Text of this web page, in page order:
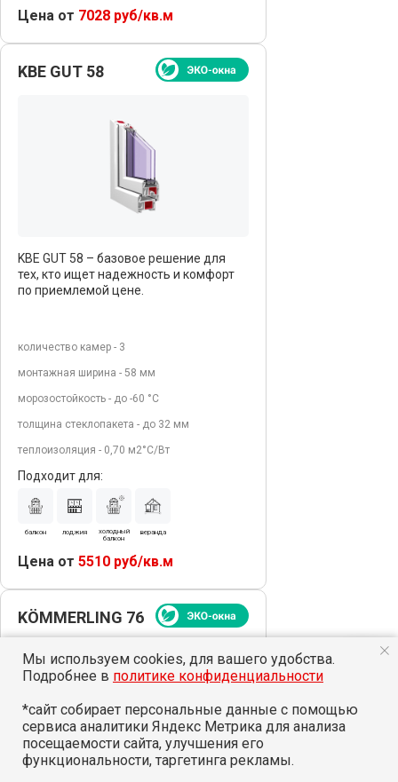
Мы используем cookies, для вашего удобства.
Подробнее в политике конфиденциальности
*сайт собирает персональные данные с помощью
сервиса аналитики Яндекс Метрика для анализа
посещаемости сайта, улучшения его
функциональности, таргетинга рекламы.
Цена от 7028 руб/кв.м
Подходит для:
балкон лоджия
холодный
балкон
веранда
Цена от 5510 руб/кв.м
количество камер - 3
толщина стеклопакета - до 32 мм
теплоизоляция - 0,70 м2°С/Вт
монтажная ширина - 58 мм
морозостойкость - до -60 °С
KBE GUT 58 – базовое решение для
тех, кто ищет надежность и комфорт
по приемлемой цене.
KBE GUT 58
KÖMMERLING 76